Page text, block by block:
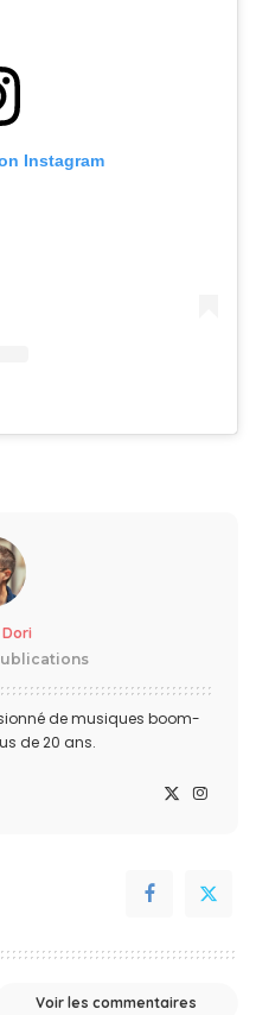
Instagram
de musiques boom-
de 20 ans.
Voir les commentaires